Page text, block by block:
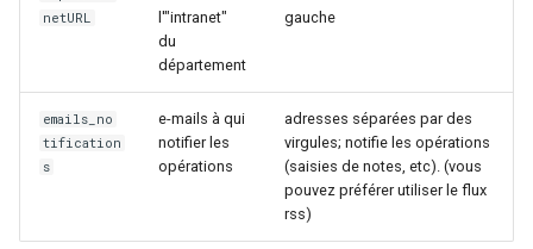
netURL
l'"intranet"
du
département
gauche
emails_no
tification
s
e-mails à qui
notifier les
opérations
adresses séparées par des
virgules; notifie les opérations
(saisies de notes, etc). (vous
pouvez préférer utiliser le flux
rss)